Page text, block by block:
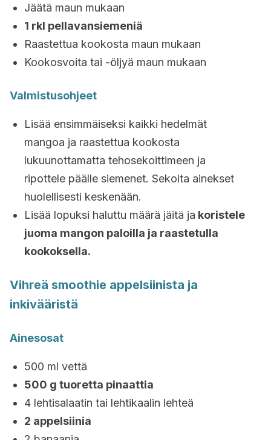
Jäätä maun mukaan
1 rkl pellavansiemeniä
Raastettua kookosta maun mukaan
Kookosvoita tai -öljyä maun mukaan
Valmistusohjeet
Lisää ensimmäiseksi kaikki hedelmät
mangoa ja raastettua kookosta
lukuunottamatta tehosekoittimeen ja
ripottele päälle siemenet. Sekoita ainekset
huolellisesti keskenään.
Lisää lopuksi haluttu määrä jäitä ja koristele
juoma mangon paloilla ja raastetulla
kookoksella.
Vihreä smoothie appelsiinista ja
inkivääristä
Ainesosat
500 ml vettä
500 g tuoretta pinaattia
4 lehtisalaatin tai lehtikaalin lehteä
2 appelsiinia